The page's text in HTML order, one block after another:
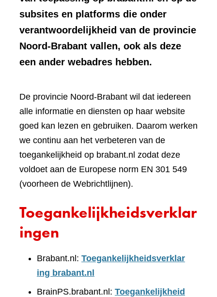
subsites en platforms die onder
verantwoordelijkheid van de provincie
Noord-Brabant vallen, ook als deze
een ander webadres hebben.
De provincie Noord-Brabant wil dat iedereen
alle informatie en diensten op haar website
goed kan lezen en gebruiken. Daarom werken
we continu aan het verbeteren van de
toegankelijkheid op brabant.nl zodat deze
voldoet aan de Europese norm EN 301 549
(voorheen de Webrichtlijnen).
Toegankelijkheidsverklar
ingen
Brabant.nl: Toegankelijkheidsverklar
ing brabant.nl
BrainPS.brabant.nl: Toegankelijkheid